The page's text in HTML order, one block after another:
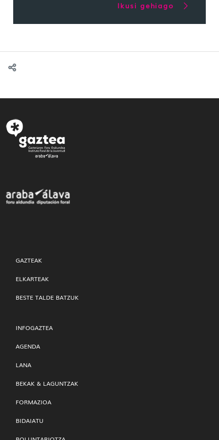
Ikusi gehiago
GAZTEAK
ELKARTEAK
BESTE TALDE BATZUK
INFOGAZTEA
AGENDA
LANA
BEKAK & LAGUNTZAK
FORMAZIOA
BIDAIATU